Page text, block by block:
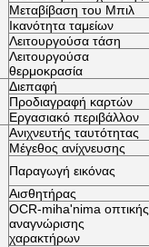
Μεταβίβαση του Μπιλ
Ικανότητα ταμείων
Λειτουργούσα τάση
Λειτουργούσα
θερμοκρασία
Διεπαφή
Προδιαγραφή καρτών
Εργασιακό περιβάλλον
Ανιχνευτής ταυτότητας
Μέγεθος ανίχνευσης
Παραγωγή εικόνας
Αισθητήρας
OCR-miha'nima οπτικής
αναγνώρισης
χαρακτήρων